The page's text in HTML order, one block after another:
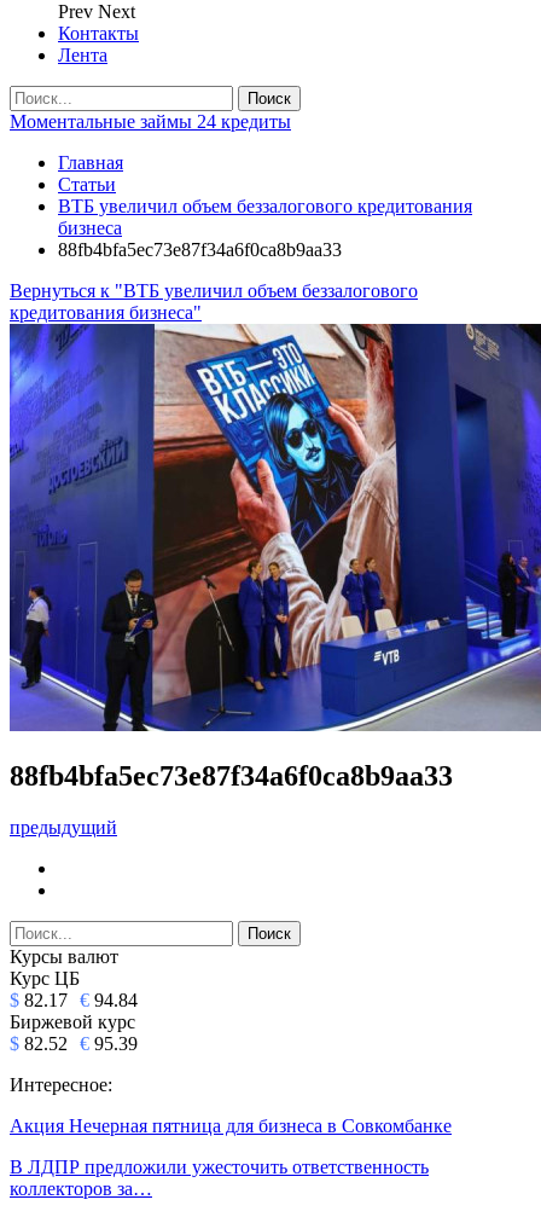
Prev Next
Контакты
Лента
Моментальные займы 24 кредиты
Главная
Статьи
ВТБ увеличил объем беззалогового кредитования
бизнеса
88fb4bfa5ec73e87f34a6f0ca8b9aa33
Вернуться к "ВТБ увеличил объем беззалогового
кредитования бизнеса"
88fb4bfa5ec73e87f34a6f0ca8b9aa33
предыдущий
Курсы валют
Курс ЦБ
$ 82.17 € 94.84
Биржевой курс
$ 82.52 € 95.39
Интересное:
Акция Нечерная пятница для бизнеса в Совкомбанке
В ЛДПР предложили ужесточить ответственность
коллекторов за…